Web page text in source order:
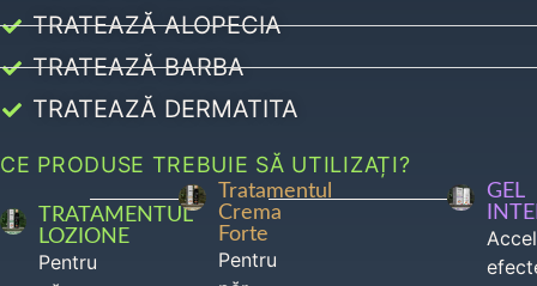
TRATEAZĂ ALOPECIA
TRATEAZĂ BARBA
TRATEAZĂ DERMATITA
CE PRODUSE TREBUIE SĂ UTILIZAȚI?
TRATAMENTUL
LOZIONE
Pentru
Tratamentul
Crema
Forte
Pentru
GEL